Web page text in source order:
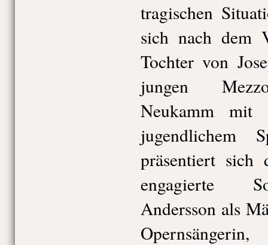
tragischen
sich nach dem
Tochter von
jungen
Neukamm mit
jugendlichem
präsentiert sich
engagierte
Andersson als